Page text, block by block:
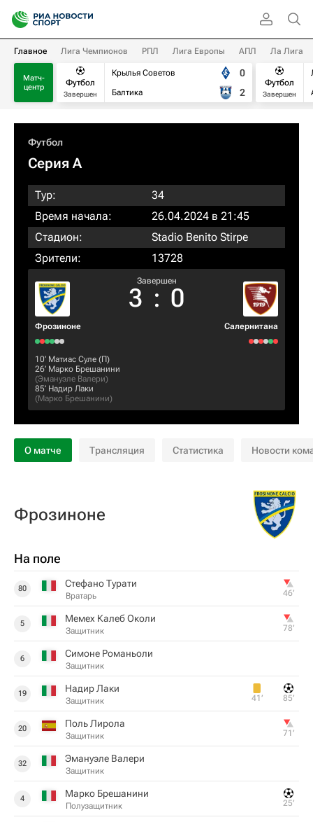
Главное Лига Чемпионов РПЛ Лига Европы АПЛ Ла Лига
Матч-
центр
Футбол
Завершен
Крылья Советов
Балтика
0
2
Футбол
Завершен
Футбол
Серия А
Тур:
34
Время начала:
26.04.2024 в 21:45
Стадион:
Stadio Benito Stirpe
Зрители:
13728
Фрозиноне
Завершен
3 : 0
Салернитана
10‎’‎ Матиас Суле (П)
26‎’‎ Марко Брешанини
(Эмануэле Валери)
85‎’‎ Надир Лаки
(Марко Брешанини)
О матче Трансляция Статистика Новости
Фрозиноне
На поле
80 Стефано Турати
Вратарь 46‎’‎
5 Мемех Калеб Околи
Защитник 78‎’‎
6 Симоне Романьоли
Защитник
19 Надир Лаки
Защитник 41‎’‎ 85‎’‎
20 Поль Лирола
Защитник 71‎’‎
32 Эмануэле Валери
Защитник
4 Марко Брешанини
Полузащитник 25‎’‎